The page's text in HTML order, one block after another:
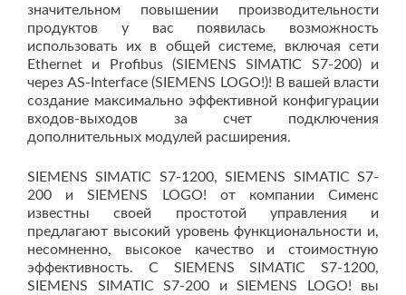
значительном повышении производительности
продуктов у вас появилась возможность
использовать их в общей системе, включая сети
Ethernet и Profibus (SIEMENS SIMATIC S7-200) и
через AS-Interface (SIEMENS LOGO!)! В вашей власти
создание максимально эффективной конфигурации
входов-выходов за счет подключения
дополнительных модулей расширения.
SIEMENS SIMATIC S7-1200, SIEMENS SIMATIC S7-
200 и SIEMENS LOGO! от компании Сименс
известны своей простотой управления и
предлагают высокий уровень функциональности и,
несомненно, высокое качество и стоимостную
эффективность. С SIEMENS SIMATIC S7-1200,
SIEMENS SIMATIC S7-200 и SIEMENS LOGO! вы